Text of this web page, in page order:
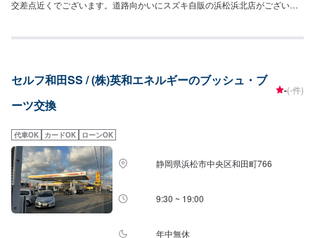
交差点近くでございます。道路向かいにスズキ自販の浜松浜北店がございま
セルフ和田SS / (株)英和エネルギーのブッシュ・ブ
ーツ交換
-(-件)
代車OK カードOK ローンOK
静岡県浜松市中央区和田町766
9:30 ~ 19:00
年中無休